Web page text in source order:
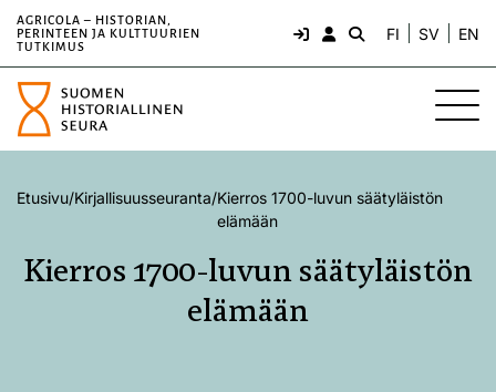
AGRICOLA – HISTORIAN,
PERINTEEN JA KULTTUURIEN
TUTKIMUS
FI SV EN
Etusivu/Kirjallisuusseuranta/Kierros 1700-luvun säätyläistön
elämään
Kierros 1700-luvun säätyläistön
elämään